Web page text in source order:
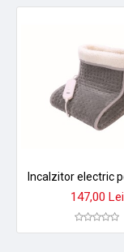
147,00 Lei